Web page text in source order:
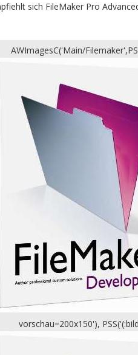
sich FileMaker Pro
AWImagesC('Main/
vorschau=200x150'), PSS('(:bild